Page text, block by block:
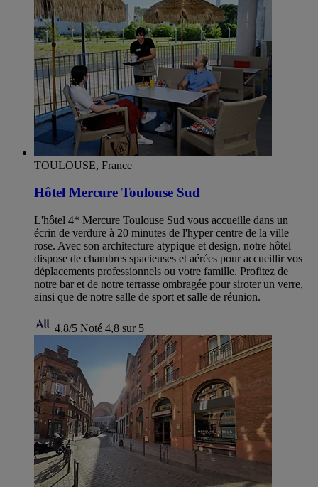
TOULOUSE, France
Hôtel Mercure Toulouse Sud
L'hôtel 4* Mercure Toulouse Sud vous accueille dans un
écrin de verdure à 20 minutes de l'hyper centre de la ville
rose. Avec son architecture atypique et design, notre hôtel
dispose de chambres spacieuses et aérées pour accueillir vos
déplacements professionnels ou votre famille. Profitez de
notre bar et de notre terrasse ombragée pour siroter un verre,
ainsi que de notre salle de sport et salle de réunion.
4,8/5 Noté 4,8 sur 5